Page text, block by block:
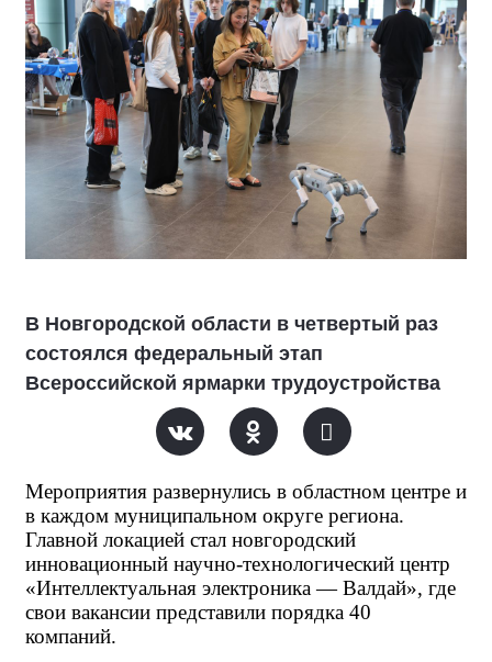
В Новгородской области в четвертый раз
состоялся федеральный этап
Всероссийской ярмарки трудоустройства
Мероприятия развернулись в областном центре и
в каждом муниципальном округе региона.
Главной локацией стал новгородский
инновационный научно-технологический центр
«Интеллектуальная электроника — Валдай», где
свои вакансии представили порядка 40
компаний.